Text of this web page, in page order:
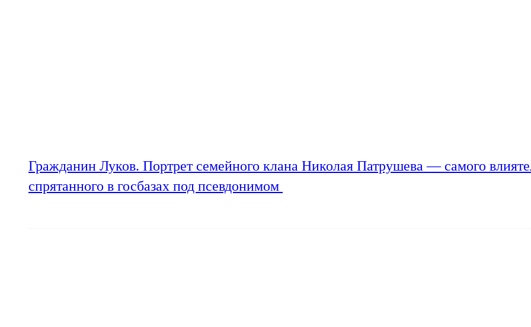
Гражданин Луков. Портрет семейного клана Николая Патрушева — самого
спрятанного в госбазах под псевдонимом